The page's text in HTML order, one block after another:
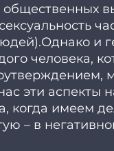
общественных
и
человека,
эти аспекты
когда имеем
– в